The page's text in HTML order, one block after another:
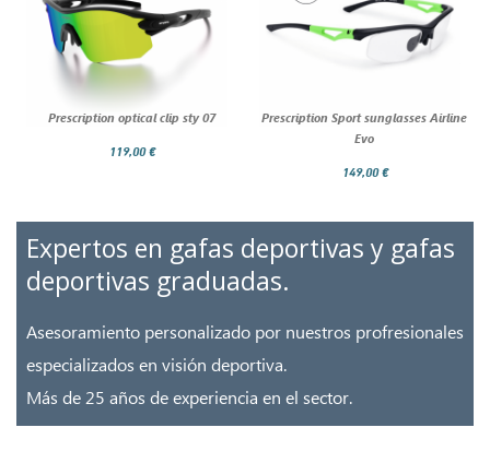
Prescription optical clip sty 07
119,00 €
Prescription Sport sunglasses Airline
Evo
149,00 €
Expertos en gafas deportivas y gafas
deportivas graduadas.
Asesoramiento personalizado por nuestros profresionales
especializados en visión deportiva.
Más de 25 años de experiencia en el sector.